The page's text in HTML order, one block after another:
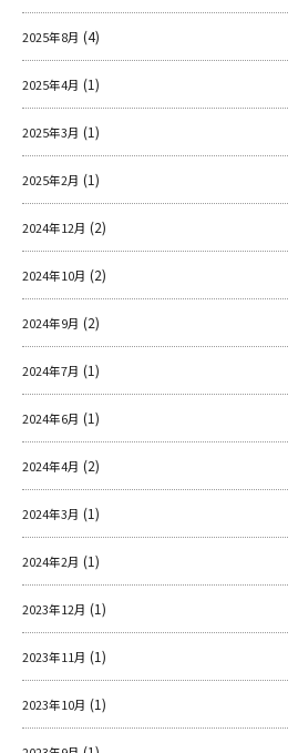
2025年8月 (4)
2025年4月 (1)
2025年3月 (1)
2025年2月 (1)
2024年12月 (2)
2024年10月 (2)
2024年9月 (2)
2024年7月 (1)
2024年6月 (1)
2024年4月 (2)
2024年3月 (1)
2024年2月 (1)
2023年12月 (1)
2023年11月 (1)
2023年10月 (1)